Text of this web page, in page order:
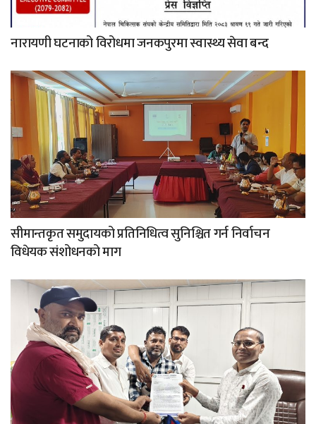
नारायणी घटनाको विरोधमा जनकपुरमा स्वास्थ्य सेवा बन्द
सीमान्तकृत समुदायको प्रतिनिधित्व सुनिश्चित गर्न निर्वाचन
विधेयक संशोधनको माग